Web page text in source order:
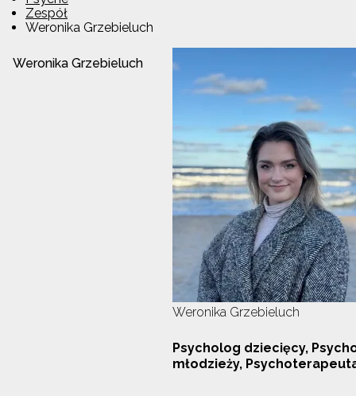
Zespół
Weronika Grzebieluch
Weronika Grzebieluch
Weronika Grzebieluch
Psycholog dziecięcy,
młodzieży,